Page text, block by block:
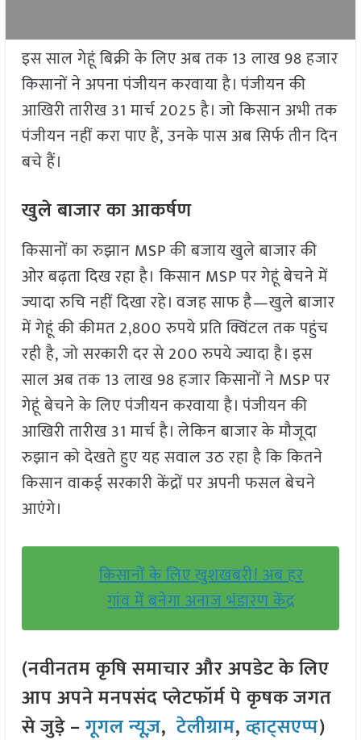
इस साल गेहूं बिक्री के लिए अब तक 13 लाख 98 हजार
किसानों ने अपना पंजीयन करवाया है। पंजीयन की
आखिरी तारीख 31 मार्च 2025 है। जो किसान अभी तक
पंजीयन नहीं करा पाए हैं, उनके पास अब सिर्फ तीन दिन
बचे हैं।
खुले बाजार का आकर्षण
किसानों का रुझान MSP की बजाय खुले बाजार की
ओर बढ़ता दिख रहा है। किसान MSP पर गेहूं बेचने में
ज्यादा रुचि नहीं दिखा रहे। वजह साफ है—खुले बाजार
में गेहूं की कीमत 2,800 रुपये प्रति क्विंटल तक पहुंच
रही है, जो सरकारी दर से 200 रुपये ज्यादा है। इस
साल अब तक 13 लाख 98 हजार किसानों ने MSP पर
गेहूं बेचने के लिए पंजीयन करवाया है। पंजीयन की
आखिरी तारीख 31 मार्च है। लेकिन बाजार के मौजूदा
रुझान को देखते हुए यह सवाल उठ रहा है कि कितने
किसान वाकई सरकारी केंद्रों पर अपनी फसल बेचने
आएंगे।
किसानों के लिए खुशखबरी! अब हर
गांव में बनेगा अनाज भंडारण केंद्र
(नवीनतम कृषि समाचार और अपडेट के लिए
आप अपने मनपसंद प्लेटफॉर्म पे कृषक जगत
से जुड़े –गूगल न्यूज़,टेलीग्राम,व्हाट्सएप्प)